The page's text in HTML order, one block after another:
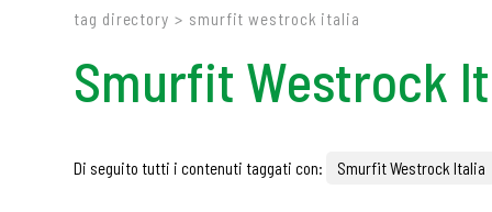
tag directory > smurfit westrock italia
Smurfit Westrock
Di seguito tutti i contenuti taggati con: Smurfit Westrock Italia